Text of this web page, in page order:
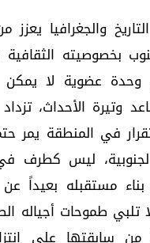
والجغرافيا
بخصوصيته الثقافية
وحدة عضوية لا يمكن
وتيرة الأحداث، تزداد
في المنطقة يمر
ليس كطرف
مستقبله بعيداً عن
تلبي طموحات أجياله
من سابقتها على